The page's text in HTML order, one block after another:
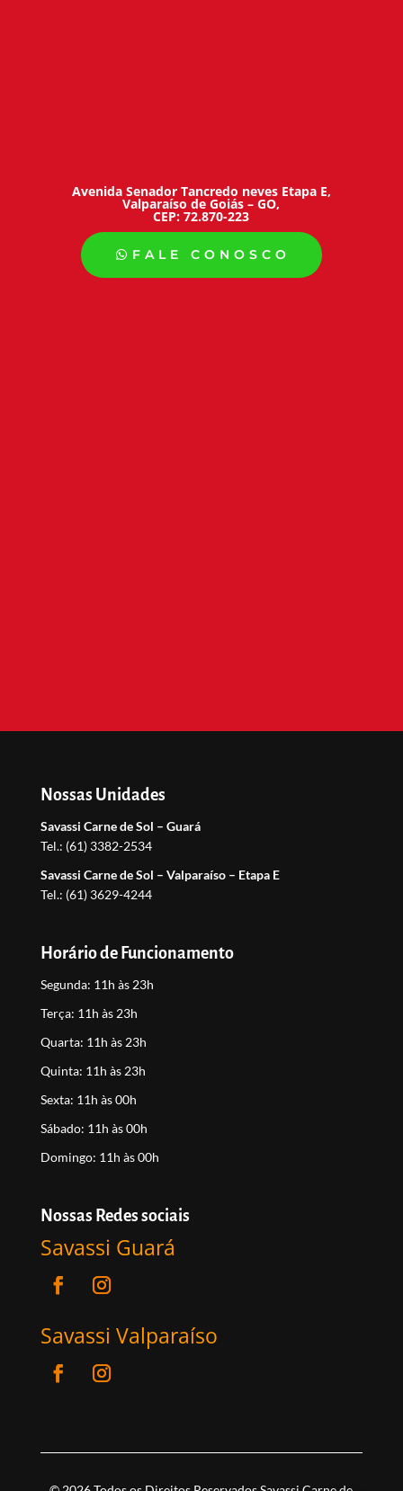
Avenida Senador Tancredo neves Etapa E,
Valparaíso de Goiás – GO,
CEP: 72.870-223
FALE CONOSCO
Nossas Unidades
Savassi Carne de Sol – Guará
Tel.: (61) 3382-2534
Savassi Carne de Sol – Valparaíso – Etapa E
Tel.: (61) 3629-4244
Horário de Funcionamento
Segunda: 11h às 23h
Terça: 11h às 23h
Quarta: 11h às 23h
Quinta: 11h às 23h
Sexta: 11h às 00h
Sábado: 11h às 00h
Domingo: 11h às 00h
Nossas Redes sociais
Savassi Guará
Savassi Valparaíso